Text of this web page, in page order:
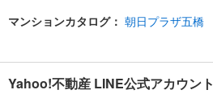
マンションカタログ： 朝日プラザ五橋
Yahoo!不動産 LINE公式アカウント